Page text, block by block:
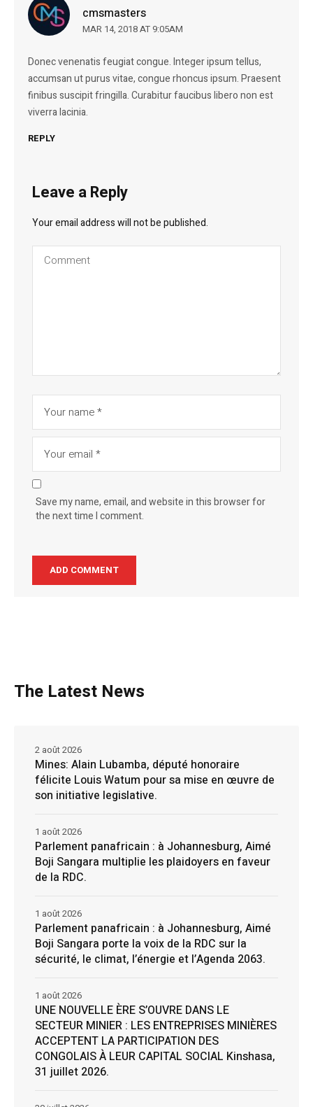
cmsmasters
MAR 14, 2018 AT 9:05AM
Donec venenatis feugiat congue. Integer ipsum tellus,
accumsan ut purus vitae, congue rhoncus ipsum. Praesent
finibus suscipit fringilla. Curabitur faucibus libero non est
viverra lacinia.
REPLY
Leave a Reply
Your email address will not be published.
Save my name, email, and website in this browser for
the next time I comment.
The Latest News
Mines: Alain Lubamba, député honoraire
félicite Louis Watum pour sa mise en œuvre de
son initiative legislative.
2 août 2026
Parlement panafricain : à Johannesburg, Aimé
Boji Sangara multiplie les plaidoyers en faveur
de la RDC.
1 août 2026
Parlement panafricain : à Johannesburg, Aimé
Boji Sangara porte la voix de la RDC sur la
sécurité, le climat, l’énergie et l’Agenda 2063.
1 août 2026
UNE NOUVELLE ÈRE S’OUVRE DANS LE
SECTEUR MINIER : LES ENTREPRISES MINIÈRES
ACCEPTENT LA PARTICIPATION DES
CONGOLAIS À LEUR CAPITAL SOCIAL Kinshasa,
31 juillet 2026.
1 août 2026